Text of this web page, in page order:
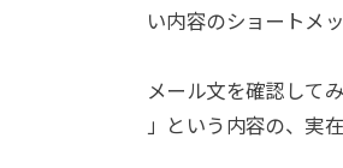
い内容のショートメ
メール文を確認して
」という内容の、実